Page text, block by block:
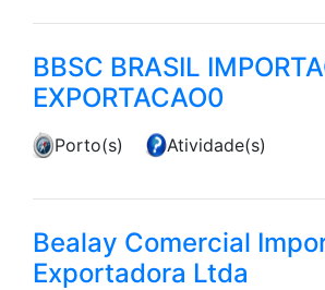
BBSC BRASIL
EXPORTACAO0
Porto(s) Atividade(s)
Bealay Comercial
Exportadora Ltda